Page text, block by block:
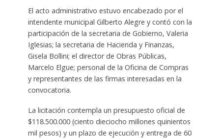
El acto administrativo estuvo encabezado por el
intendente municipal Gilberto Alegre y contó con la
participación de la secretaria de Gobierno, Valeria
Iglesias; la secretaria de Hacienda y Finanzas,
Gisela Bollini; el director de Obras Públicas,
Marcelo Elgue; personal de la Oficina de Compras
y representantes de las firmas interesadas en la
convocatoria.
La licitación contempla un presupuesto oficial de
$118.500.000 (ciento dieciocho millones quinientos
mil pesos) y un plazo de ejecución y entrega de 60